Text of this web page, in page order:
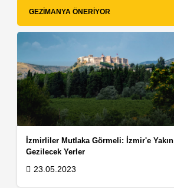
GEZIMANYA ÖNERIYOR
İzmirliler Mutlaka Görmeli: İzmir'e Yakın
Gezilecek Yerler
23.05.2023